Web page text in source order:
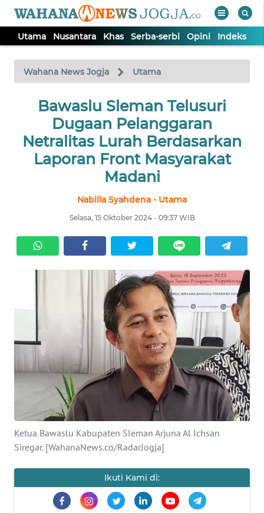
Utama Nusantara Khas Serba-serbi Opini Indeks
Wahana News Jogja Utama
Bawaslu Sleman Telusuri
Dugaan Pelanggaran
Netralitas Lurah Berdasarkan
Laporan Front Masyarakat
Madani
Nabilla Syahdena - Utama
Selasa, 15 Oktober 2024 - 09:37 WIB
Ketua Bawaslu Kabupaten Sleman Arjuna Al Ichsan
Siregar. [WahanaNews.co/RadarJogja]
Ikuti Kami di:
TV
Tutup
UTAMA
NUSANTARA
OPINI
BERITA
KAMI
TENTANG
KAMI